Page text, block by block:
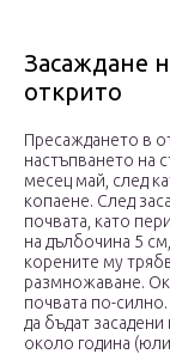
Засаждане
открито
Пресаждането в
настъпването на
месец май, след
копаене. След
почвата, като
на дълбочина 5
корените му
размножаване.
почвата по-
да бъдат
около година